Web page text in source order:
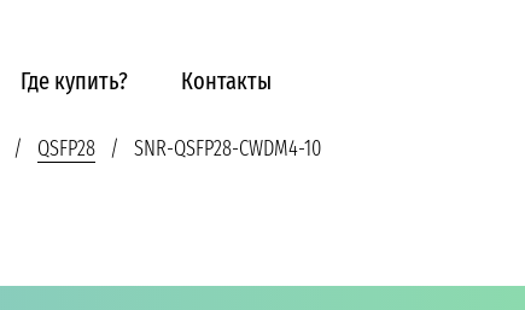
Где купить? Контакты
QSFP28 SNR-QSFP28-CWDM4-10